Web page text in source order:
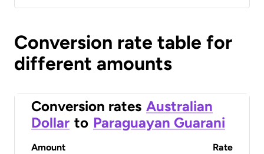
Conversion rate table for
different amounts
Conversion rates Australian
Dollar to Paraguayan Guarani
Amount Rate